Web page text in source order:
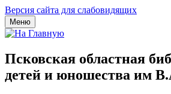
Версия сайта для слабовидящих
Меню
Псковская областная
детей и юношества им